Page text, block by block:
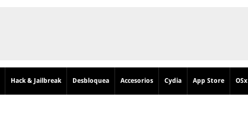
Hack & Jailbreak Desbloquea Accesorios Cydia App Store OSx